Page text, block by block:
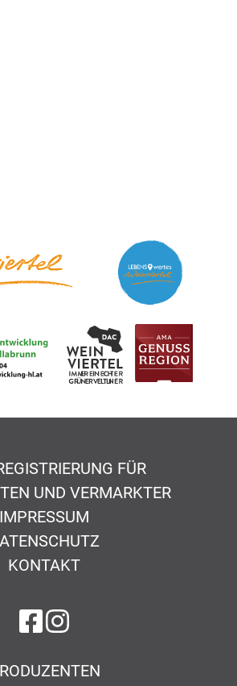
FÜR
UND VERMARKTER
IMPRESSUM
KONTAKT
auf Facebook
auf Instagram